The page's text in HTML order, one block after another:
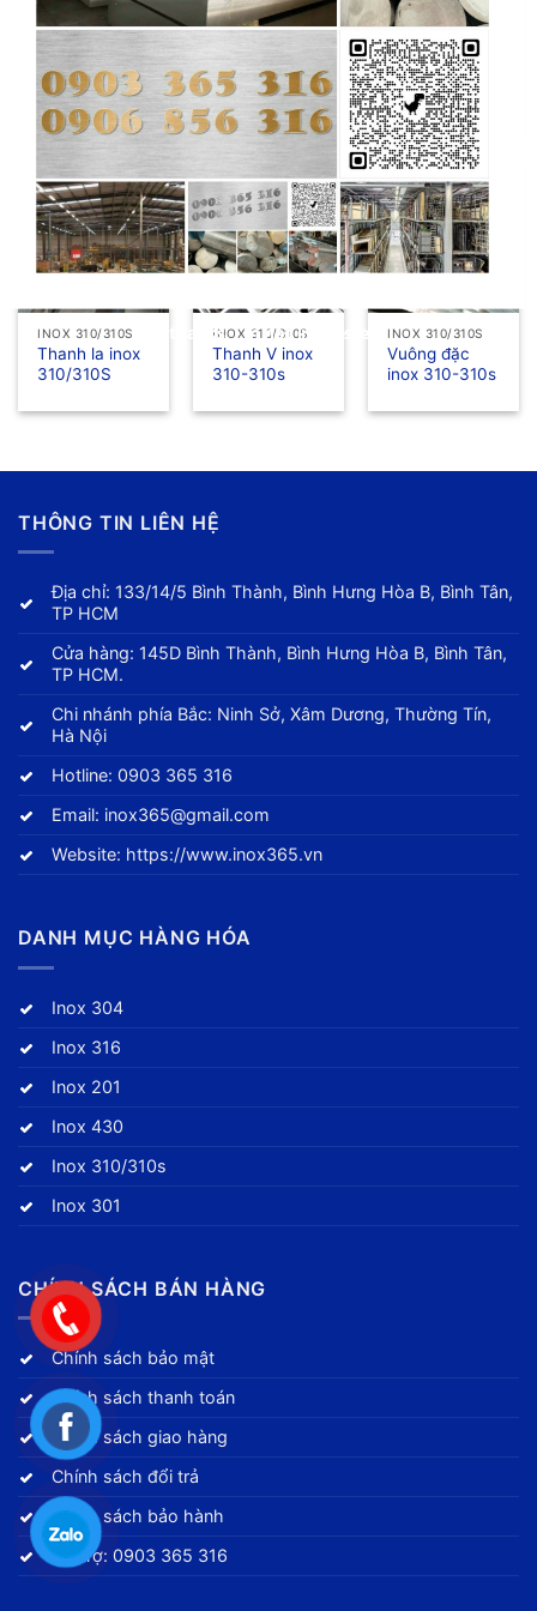
Ống inox
310/310s
Tấm inox
310/310S
INOX 201
Tên hàn inox
5.000₫
INOX 310/310S
Thanh la inox
310/310S
INOX 310/310S
Thanh V inox
310-310s
INOX 310/310S
Vuông đặc
inox 310-310s
THÔNG TIN LIÊN HỆ
Địa chỉ: 133/14/5 Bình Thành, Bình Hưng Hòa B, Bình Tân,
TP HCM
Cửa hàng: 145D Bình Thành, Bình Hưng Hòa B, Bình Tân,
TP HCM.
Chi nhánh phía Bắc: Ninh Sở, Xâm Dương, Thường Tín,
Hà Nội
Hotline:0903 365 316
Email: inox365@gmail.com
Website: https://www.inox365.vn
DANH MỤC HÀNG HÓA
Inox 304
Inox 316
Inox 201
Inox 430
Inox 310/310s
Inox 301
CHÍNH SÁCH BÁN HÀNG
Chính sách bảo mật
Chính sách thanh toán
Chính sách giao hàng
Chính sách đổi trả
Chính sách bảo hành
Hỗ trợ: 0903 365 316
No thanks, I’m not interested!